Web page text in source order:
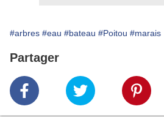
#arbres #eau #bateau #Poitou #marais
Partager